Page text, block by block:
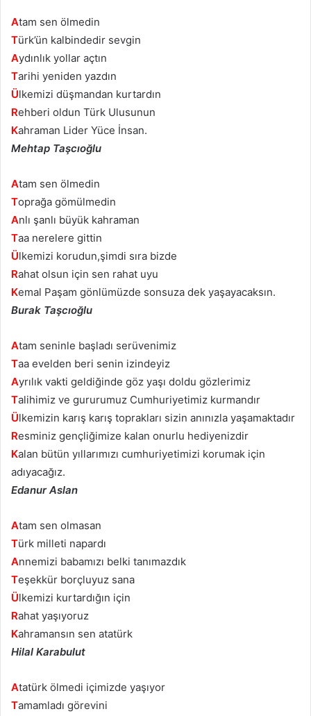
Atam sen ölmedin
Türk’ün kalbindedir sevgin
Aydınlık yollar açtın
Tarihi yeniden yazdın
Ülkemizi düşmandan kurtardın
Rehberi oldun Türk Ulusunun
Kahraman Lider Yüce İnsan.
Mehtap Taşcıoğlu
Atam sen ölmedin
Toprağa gömülmedin
Anlı şanlı büyük kahraman
Taa nerelere gittin
Ülkemizi korudun,şimdi sıra bizde
Rahat olsun için sen rahat uyu
Kemal Paşam gönlümüzde sonsuza dek yaşayacaksın.
Burak Taşcıoğlu
Atam seninle başladı serüvenimiz
Taa evelden beri senin izindeyiz
Ayrılık vakti geldiğinde göz yaşı doldu gözlerimiz
Talihimiz ve gururumuz Cumhuriyetimiz kurmandır
Ülkemizin karış karış toprakları sizin anınızla yaşamaktadır
Resminiz gençliğimize kalan onurlu hediyenizdir
Kalan bütün yıllarımızı cumhuriyetimizi korumak için
adıyacağız.
Edanur Aslan
Atam sen olmasan
Türk milleti napardı
Annemizi babamızı belki tanımazdık
Teşekkür borçluyuz sana
Ülkemizi kurtardığın için
Rahat yaşıyoruz
Kahramansın sen atatürk
Hilal Karabulut
Atatürk ölmedi içimizde yaşıyor
Tamamladı görevini